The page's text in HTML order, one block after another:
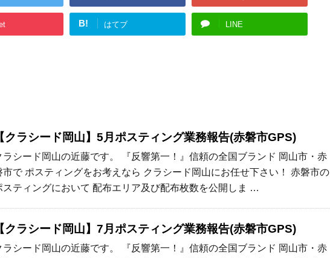
B! はてブ LINE
【クラシード岡山】5月ポスティング業務報告(赤磐市GPS)
ラシード岡山の近藤です。 『反響第一！』信頼の全国ブランド 岡山市・赤
市で ポスティングをお考えなら クラシード岡山にお任せ下さい！ 赤磐市の
スティングにおいて 配布エリア及び配布枚数を公開しま …
【クラシード岡山】7月ポスティング業務報告(赤磐市GPS)
ラシード岡山の近藤です。 『反響第一！』信頼の全国ブランド 岡山市・赤